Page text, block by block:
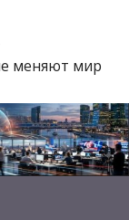
меняют мир